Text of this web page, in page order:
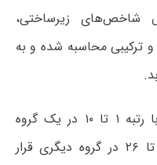
شاخص‌های زیرساختی،
ترکیبی محاسبه شده و به
بر اساس این سیستم، واحدهای با رتبه ۱ تا ۱۰ در یک گروه
اختصاصی و واحدهای با رتبه ۱۱ تا ۲۶ در گروه دیگری قرار